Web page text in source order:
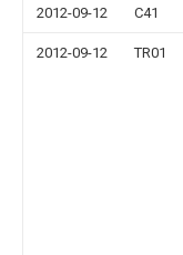
2012-09-12 C41
2012-09-12 TR01